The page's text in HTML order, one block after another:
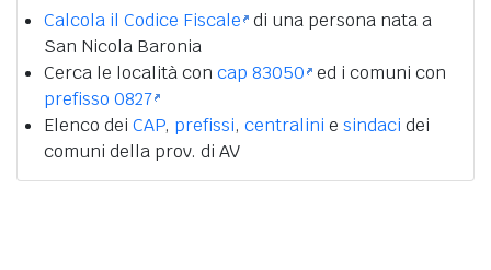
Calcola il Codice Fiscale di una persona nata a
San Nicola Baronia
Cerca le località con cap 83050 ed i comuni con
prefisso 0827
Elenco dei CAP, prefissi, centralini e sindaci dei
comuni della prov. di AV